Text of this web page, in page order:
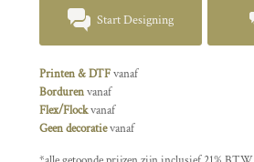
Start Designing
Printen & DTFvanaf
Bordurenvanaf
Flex/Flockvanaf
Geen decoratievanaf